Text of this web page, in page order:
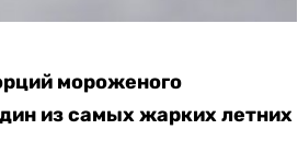
мороженого
из самых жарких летних